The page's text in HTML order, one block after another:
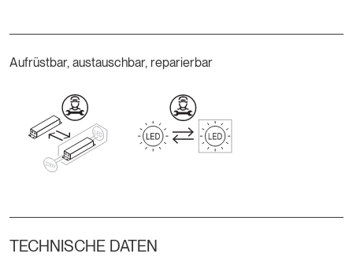
Aufrüstbar, austauschbar, reparierbar
TECHNISCHE DATEN